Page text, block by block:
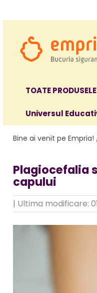
Protectii pat
Aparatori laterale patut
Protectii mobilier
Protectie colturi mobila
Sigurante geamuri si usi
Kituri de siguranta pentru
bebelusi
Protectii utile
TOATE PRODUSELE
Universul
Bine ai venit pe Empria!
Plagiocefalia
capului
| Ultima modificare: